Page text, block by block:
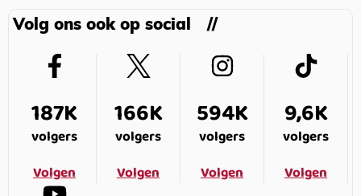
Volg ons ook op social
187K
volgers
Volgen
166K
volgers
Volgen
594K
volgers
Volgen
9,6K
volgers
Volgen